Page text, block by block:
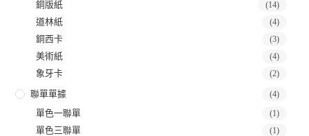
銅版紙 (14)
道林紙 (4)
銅西卡 (3)
美術紙 (4)
象牙卡 (2)
聯單單據 (4)
單色一聯單 (1)
單色三聯單 (1)